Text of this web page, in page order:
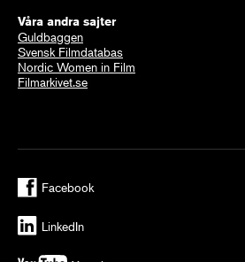
Våra andra sajter
Guldbaggen
Svensk Filmdatabas
Nordic Women in Film
Filmarkivet.se
Facebook
LinkedIn